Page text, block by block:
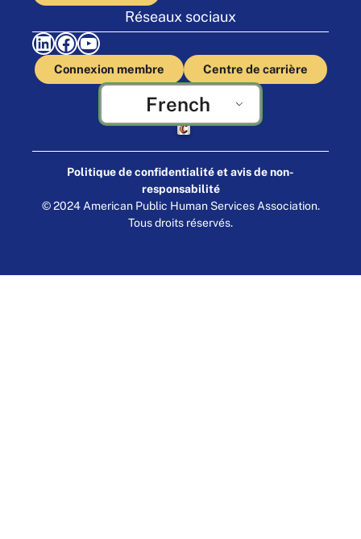
Réseaux sociaux
LinkedIn Facebook YouTube
Connexion membre Centre de carrière
French
Fabriqué par Cornershop Creative
Politique de confidentialité et avis de non-
responsabilité
© 2024 American Public Human Services Association.
Tous droits réservés.